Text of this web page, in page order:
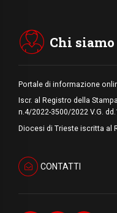
Medio
Chi siamo
Portale di informazione
Iscr. al Registro della
n.4/2022-3500/2022 V.G.
Diocesi di Trieste iscritta al
CONTATTI